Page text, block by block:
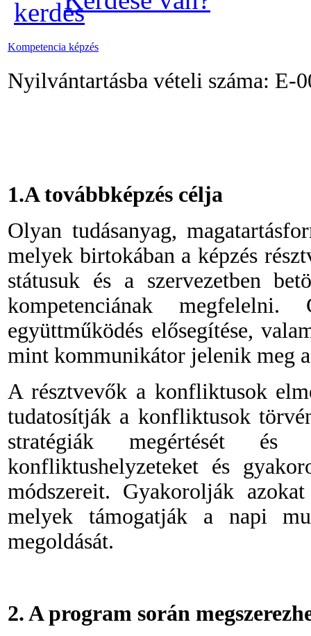
Kompetencia képzés
Nyilvántartásba vételi száma: E-
1.A továbbképzés célja
Olyan tudásanyag,
melyek birtokában a képzés
státusuk és a szervezetben
kompetenciának
együttműködés elősegítése,
mint kommunikátor jelenik meg
A résztvevők a konfliktusok
tudatosítják a konfliktusok
stratégiák megértését és
konfliktushelyzeteket és
módszereit. Gyakorolják
melyek támogatják a napi
megoldását.
2. A program során